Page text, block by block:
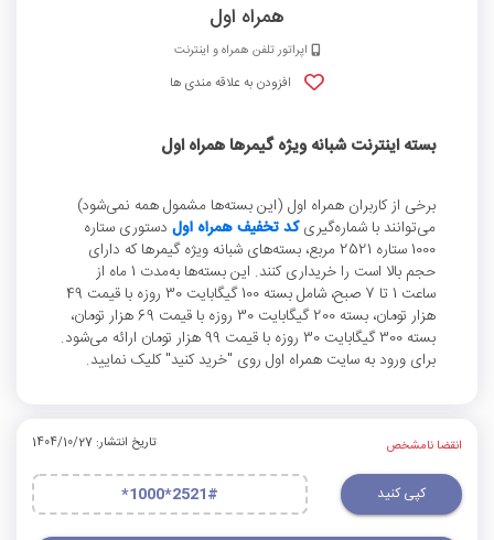
همراه اول
اپراتور تلفن همراه و اینترنت
افزودن به علاقه مندی ها
بسته اینترنت شبانه ویژه گیمرها همراه اول
برخی از کاربران همراه اول (این بسته‌ها مشمول همه نمی‌شود)
می‌توانند با شماره‌گیریکد تخفیف همراه اولدستوری ستاره
1000 ستاره 2521 مربع، بسته‌های شبانه ویژه گیمرها که دارای
حجم بالا است را خریداری کنند. این بسته‌ها به‌مدت 1 ماه از
ساعت 1 تا 7 صبح، شامل بسته 100 گیگابایت 30 روزه با قیمت 49
هزار تومان، بسته 200 گیگابایت 30 روزه با قیمت 69 هزار تومان،
بسته 300 گیگابایت 30 روزه با قیمت 99 هزار تومان ارائه می‌شود.
برای ورود به سایت همراه اول روی "خرید کنید" کلیک نمایید.
انقضا نامشخص تاریخ انتشار: 1404/10/27
کپی کنید *1000*2521#